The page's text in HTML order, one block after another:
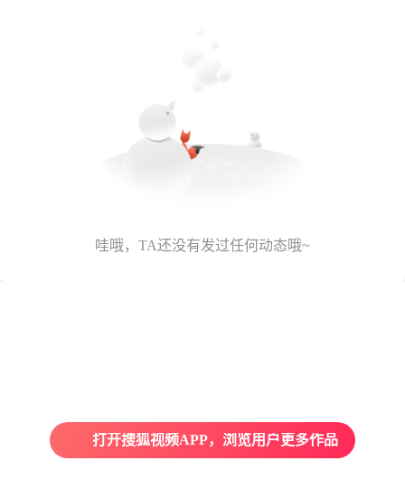
哇哦，TA还没有发过任何动态哦~
打开搜狐视频APP，浏览用户更多作品